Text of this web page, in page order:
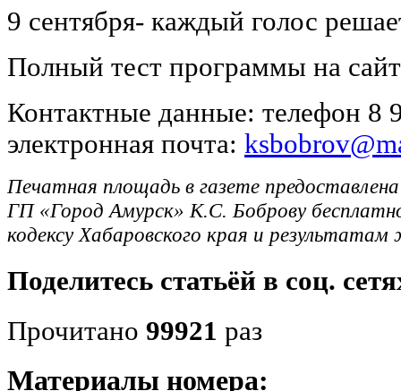
9 сентября- каждый голос
Полный тест программы на
Контактные данные: телефон 8
электронная почта:
Печатная площадь в газете
ГП «Город Амурск» К.С. Боброву
кодексу Хабаровского края и результатам
Поделитесь статьёй в соц.
Прочитано 99921 раз
Материалы номера: